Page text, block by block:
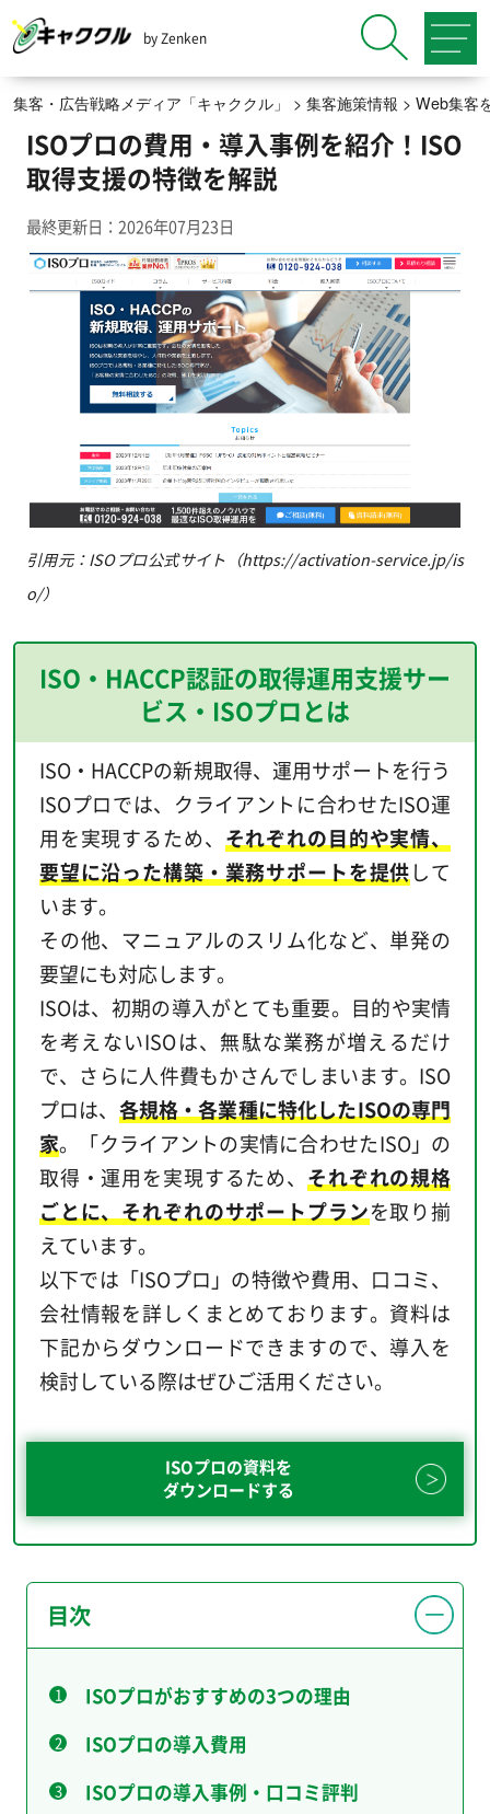
by Zenken
集客・広告戦略メディア「キャククル」 > 集客施策情報 > Web集客
ISOプロの費用・導入事例を紹介！ISO
取得支援の特徴を解説
最終更新日：2026年07月23日
引用元：ISOプロ公式サイト（https://activation-service.jp/is
o/）
ISO・HACCP認証の取得運用支援サー
ビス・ISOプロとは
ISO・HACCPの新規取得、運用サポートを行う
ISOプロでは、クライアントに合わせたISO運
用を実現するため、 それぞれの目的や実情、
要望に沿った構築・業務サポートを提供して
います。
その他、マニュアルのスリム化など、単発の
要望にも対応します。
ISOは、初期の導入がとても重要。目的や実情
を考えないISOは、無駄な業務が増えるだけ
で、さらに人件費もかさんでしまいます。ISO
プロは、 各規格・各業種に特化したISOの専門
家。「クライアントの実情に合わせたISO」の
取得・運用を実現するため、 それぞれの規格
ごとに、それぞれのサポートプランを取り揃
えています。
以下では「ISOプロ」の特徴や費用、口コミ、
会社情報を詳しくまとめております。資料は
下記からダウンロードできますので、導入を
検討している際はぜひご活用ください。
ISOプロの資料を
ダウンロードする
目次
ISOプロがおすすめの3つの理由
ISOプロの導入費用
ISOプロの導入事例・口コミ評判